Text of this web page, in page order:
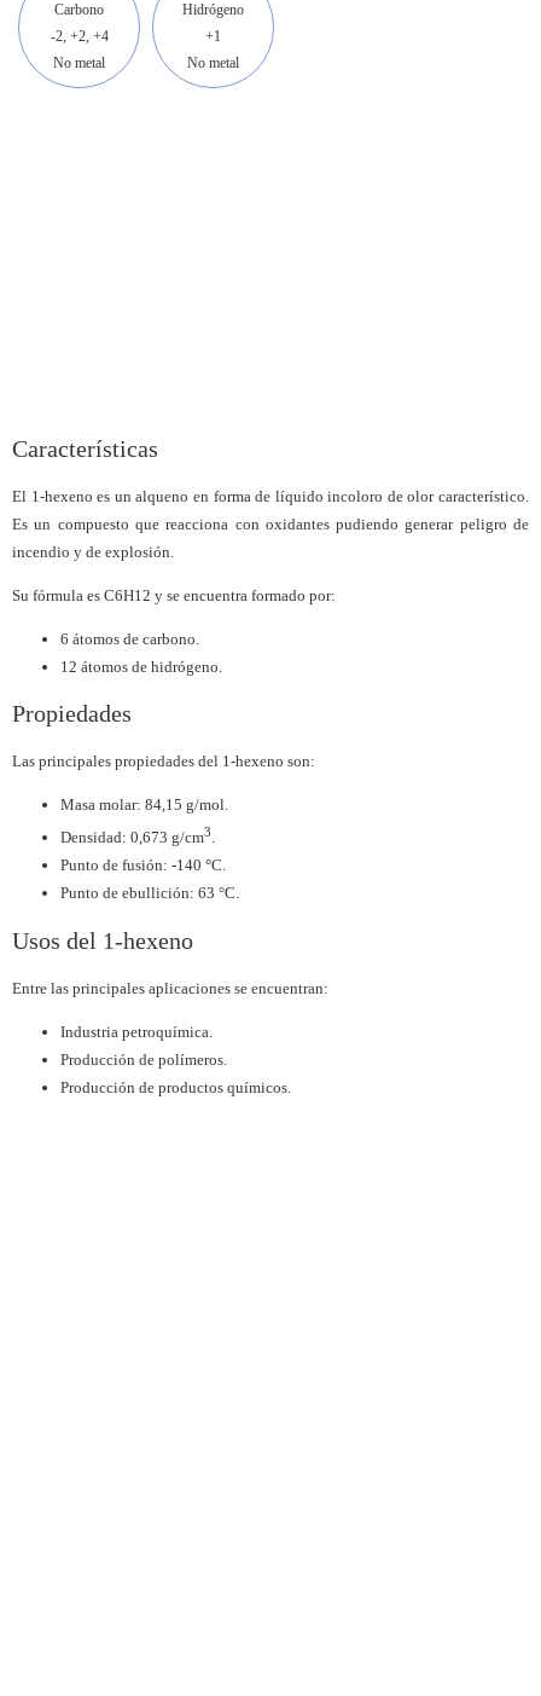
Carbono
-2, +2, +4
No metal
Hidrógeno
+1
No metal
Características
El 1-hexeno es un alqueno en forma de líquido incoloro de olor característico.
Es un compuesto que reacciona con oxidantes pudiendo generar peligro de
incendio y de explosión.
Su fórmula es C6H12 y se encuentra formado por:
6 átomos de carbono.
12 átomos de hidrógeno.
Propiedades
Las principales propiedades del 1-hexeno son:
Masa molar: 84,15 g/mol.
Densidad: 0,673 g/cm3.
Punto de fusión: -140 °C.
Punto de ebullición: 63 °C.
Usos del 1-hexeno
Entre las principales aplicaciones se encuentran:
Industria petroquímica.
Producción de polímeros.
Producción de productos químicos.